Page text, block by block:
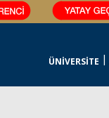
ÜNİVERSİTE